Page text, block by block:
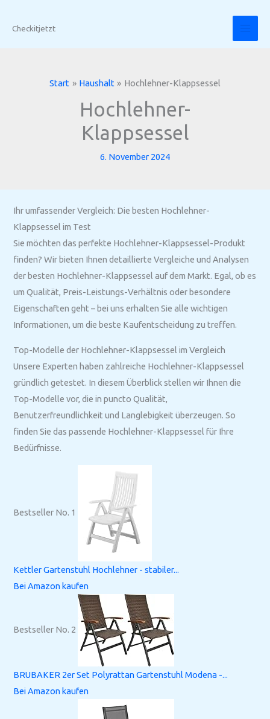
InhaltCheckitjetzt
Start Haushalt Hochlehner-Klappsessel
Hochlehner-
Klappsessel
6. November 2024
Ihr umfassender Vergleich: Die besten Hochlehner-
Klappsessel im Test
Sie möchten das perfekte Hochlehner-Klappsessel-Produkt
finden? Wir bieten Ihnen detaillierte Vergleiche und Analysen
der besten Hochlehner-Klappsessel auf dem Markt. Egal, ob es
um Qualität, Preis-Leistungs-Verhältnis oder besondere
Eigenschaften geht – bei uns erhalten Sie alle wichtigen
Informationen, um die beste Kaufentscheidung zu treffen.
Top-Modelle der Hochlehner-Klappsessel im Vergleich
Unsere Experten haben zahlreiche Hochlehner-Klappsessel
gründlich getestet. In diesem Überblick stellen wir Ihnen die
Top-Modelle vor, die in puncto Qualität,
Benutzerfreundlichkeit und Langlebigkeit überzeugen. So
finden Sie das passende Hochlehner-Klappsessel für Ihre
Bedürfnisse.
Bestseller No. 1
Kettler Gartenstuhl Hochlehner - stabiler...
Bei Amazon kaufen
Bestseller No. 2
BRUBAKER 2er Set Polyrattan Gartenstuhl Modena -...
Bei Amazon kaufen